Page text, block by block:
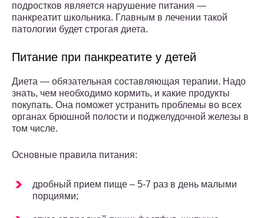
подростков является нарушение питания —
панкреатит школьника. Главным в лечении такой
патологии будет строгая диета.
Питание при панкреатите у детей
Диета — обязательная составляющая терапии. Надо
знать, чем необходимо кормить, и какие продукты
покупать. Она поможет устранить проблемы во всех
органах брюшной полости и поджелудочной железы в
том числе.
Основные правила питания:
дробный прием пище – 5-7 раз в день малыми
порциями;